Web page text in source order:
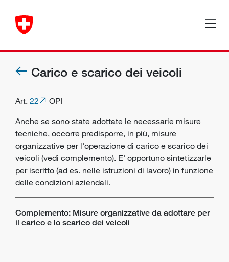
Carico e scarico dei veicoli
Art. 22
OPI
Anche se sono state adottate le necessarie misure
tecniche, occorre predisporre, in più, misure
organizzative per l'operazione di carico e scarico dei
veicoli (vedi complemento). E' opportuno sintetizzarle
per iscritto (ad es. nelle istruzioni di lavoro) in funzione
delle condizioni aziendali.
Complemento: Misure organizzative da adottare per
il carico e lo scarico dei veicoli